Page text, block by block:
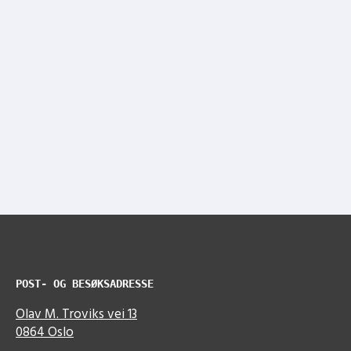
POST- OG BESØKSADRESSE
Olav M. Troviks vei 13
0864 Oslo